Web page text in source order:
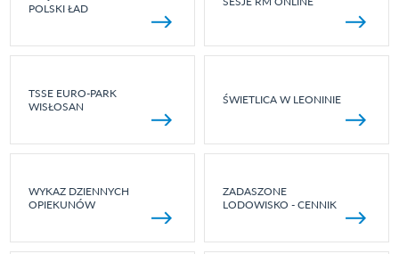
POLSKI ŁAD
TSSE EURO-PARK
WISŁOSAN
ŚWIETLICA W LEONINIE
WYKAZ DZIENNYCH
OPIEKUNÓW
ZADASZONE
LODOWISKO - CENNIK